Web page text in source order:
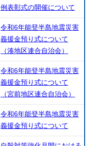
例表彰式の開催について
令和6年能登半島地震災害
義援金預り式について
（湊地区連合自治会）
令和6年能登半島地震災害
義援金預り式について
（宮前地区連合自治会）
令和6年能登半島地震災害
義援金預り式について